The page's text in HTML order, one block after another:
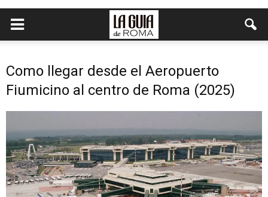
Como llegar desde el Aeropuerto
Fiumicino al centro de Roma (2025)